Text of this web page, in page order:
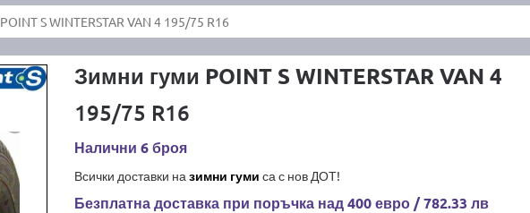
POINT S WINTERSTAR VAN 4 195/75 R16
Зимни гуми POINT S WINTERSTAR VAN 4
195/75 R16
Налични 6 броя
Всички доставки на зимни гуми са с нов ДОТ!
Безплатна доставка при поръчка над 400 евро / 782.33 лв